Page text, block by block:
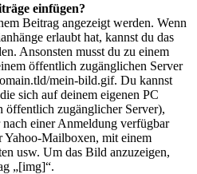
einfügen?
Beitrag angezeigt werden. Wenn
erlaubt hat, kannst du das
Ansonsten musst du zu einem
öffentlich zugänglichen Server
mein-bild.gif. Du kannst
sich auf deinem eigenen PC
öffentlich zugänglicher Server),
einer Anmeldung verfügbar
Mailboxen, mit einem
usw. Um das Bild anzuzeigen,
„[img]“.